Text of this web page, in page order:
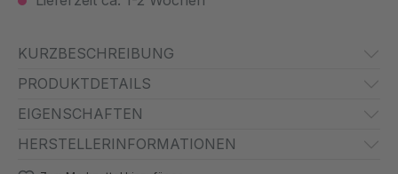
KURZBESCHREIBUNG
PRODUKTDETAILS
EIGENSCHAFTEN
HERSTELLERINFORMATIONEN